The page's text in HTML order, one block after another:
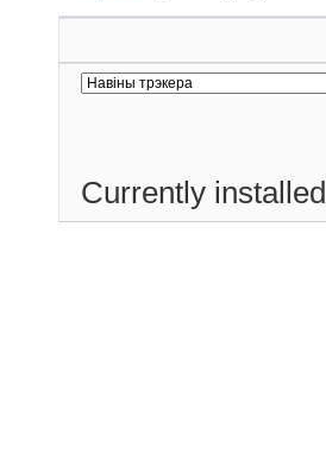
Currently installed